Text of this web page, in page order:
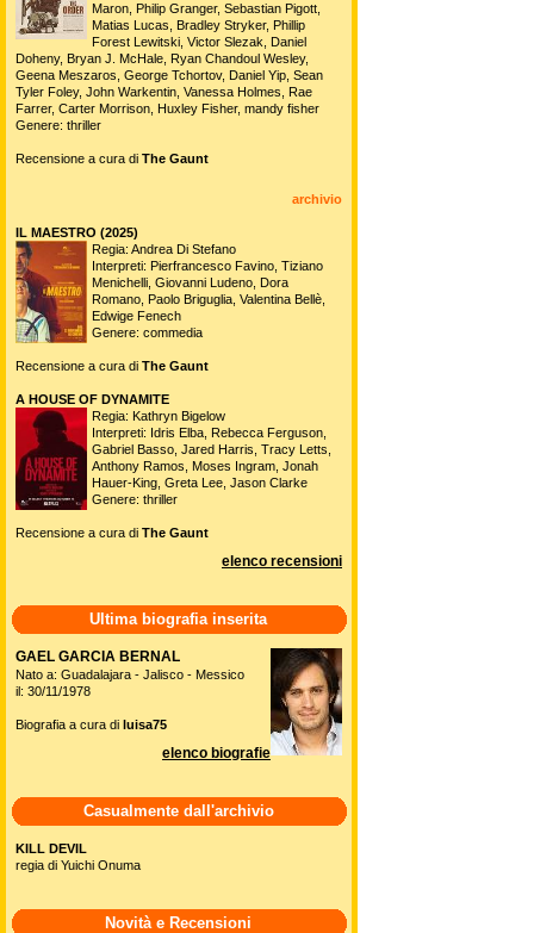
Maron, Philip Granger, Sebastian Pigott,
Matias Lucas, Bradley Stryker, Phillip
Forest Lewitski, Victor Slezak, Daniel
Doheny, Bryan J. McHale, Ryan Chandoul Wesley,
Geena Meszaros, George Tchortov, Daniel Yip, Sean
Tyler Foley, John Warkentin, Vanessa Holmes, Rae
Farrer, Carter Morrison, Huxley Fisher, mandy fisher
Genere: thriller
Recensione a cura di The Gaunt
archivio
IL MAESTRO (2025)
Regia: Andrea Di Stefano
Interpreti: Pierfrancesco Favino, Tiziano
Menichelli, Giovanni Ludeno, Dora
Romano, Paolo Briguglia, Valentina Bellè,
Edwige Fenech
Genere: commedia
Recensione a cura di The Gaunt
A HOUSE OF DYNAMITE
Regia: Kathryn Bigelow
Interpreti: Idris Elba, Rebecca Ferguson,
Gabriel Basso, Jared Harris, Tracy Letts,
Anthony Ramos, Moses Ingram, Jonah
Hauer-King, Greta Lee, Jason Clarke
Genere: thriller
Recensione a cura di The Gaunt
elenco recensioni
Ultima biografia inserita
GAEL GARCIA BERNAL
Nato a: Guadalajara - Jalisco - Messico
il: 30/11/1978
Biografia a cura di luisa75
elenco biografie
Casualmente dall'archivio
KILL DEVIL
regia di Yuichi Onuma
Novità e Recensioni